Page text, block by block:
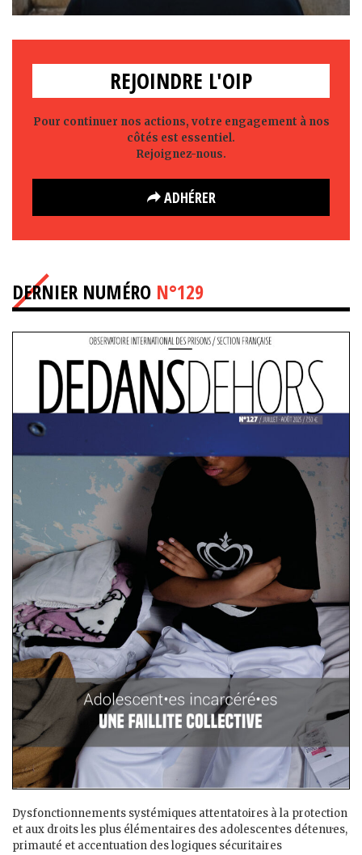
REJOINDRE L'OIP
Pour continuer nos actions, votre engagement à nos
côtés est essentiel.
Rejoignez-nous.
ADHÉRER
DERNIER NUMÉRO N°129
Dysfonctionnements systémiques attentatoires à la protection
et aux droits les plus élémentaires des adolescent·es détenu·es,
primauté et accentuation des logiques sécuritaires